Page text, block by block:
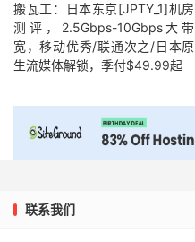
搬瓦工：日本东京[JPTY_1]机房
测评，2.5Gbps-10Gbps大带
宽，移动优秀/联通次之/日本原
生流媒体解锁，季付$49.99起
联系我们